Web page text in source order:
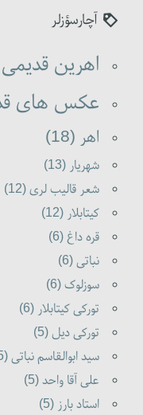
آچارسؤزلر
اهرین
عکس های
اهر (18)
شهریار (13)
شعر قالیب لری (12)
کیتابلار (12)
قره داغ (6)
نباتی (6)
سوزلوک (6)
تورکی کیتابلار (6)
تورکی دیل (5)
سید ابوالقاسم نباتی (5)
علی آقا واحد (5)
استاد بارز (5)